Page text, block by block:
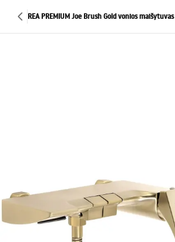
REA PREMIUM Joe Brush Gold vonios maišytuvas